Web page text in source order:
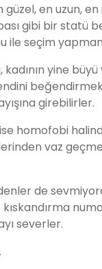
en uzun,
gibi bir statü
ile seçim
yine
girebilirler.
homofobi
vaz
de
severler.